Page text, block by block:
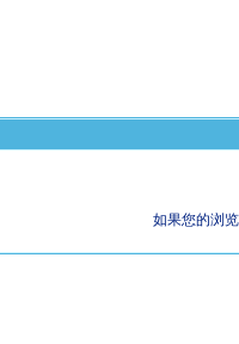
如果您的浏